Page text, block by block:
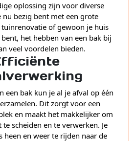
oplossing zijn voor diverse
nu bezig bent met een grote
of gewoon je huis
het hebben van een bak bij
veel voordelen bieden.
een bak kun je al je afval op één
Dit zorgt voor een
en maakt het makkelijker om
scheiden en te verwerken. Je
heen en weer te rijden naar de